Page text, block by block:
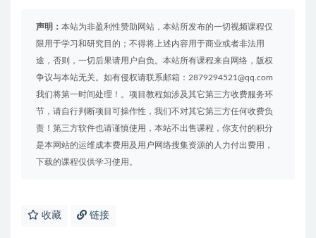
声明： 本站为非盈利性赞助网站，本站所发布的一切视频课程仅
限用于学习和研究目的；不得将上述内容用于商业或者非法用
途，否则，一切后果请用户自负。本站所有课程来自网络，版权
争议与本站无关。如有侵权请联系邮箱：2879294521@qq.com
我们将第一时间处理！。项目教程如涉及其它第三方收费服务环
节，请自行判断项目可操作性，我们不对其它第三方任何收费负
责！第三方软件也请谨慎使用，本站不出售课程，你支付的积分
是本网站的运维成本费用及用户网络搜集资源的人力付出费用，
下载的课程仅供学习使用。
收藏 链接